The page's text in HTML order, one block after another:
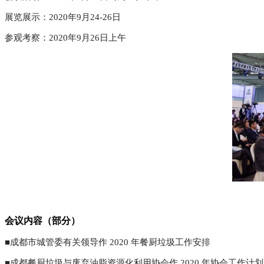
展览展示： 2020年9月24-26日
参观考察： 2020年9月26日上午
会议内容（部分）
■成都市城管委有关领导作 2020 年餐厨垃圾工作安排